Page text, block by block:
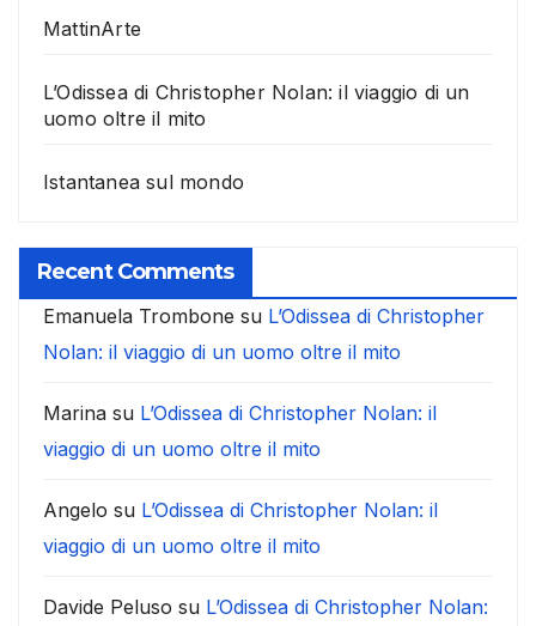
MattinArte
L’Odissea di Christopher Nolan: il viaggio di un
uomo oltre il mito
Istantanea sul mondo
Recent Comments
Emanuela Trombone su L’Odissea di Christopher
Nolan: il viaggio di un uomo oltre il mito
Marina su L’Odissea di Christopher Nolan: il
viaggio di un uomo oltre il mito
Angelo su L’Odissea di Christopher Nolan: il
viaggio di un uomo oltre il mito
Davide Peluso su L’Odissea di Christopher Nolan: